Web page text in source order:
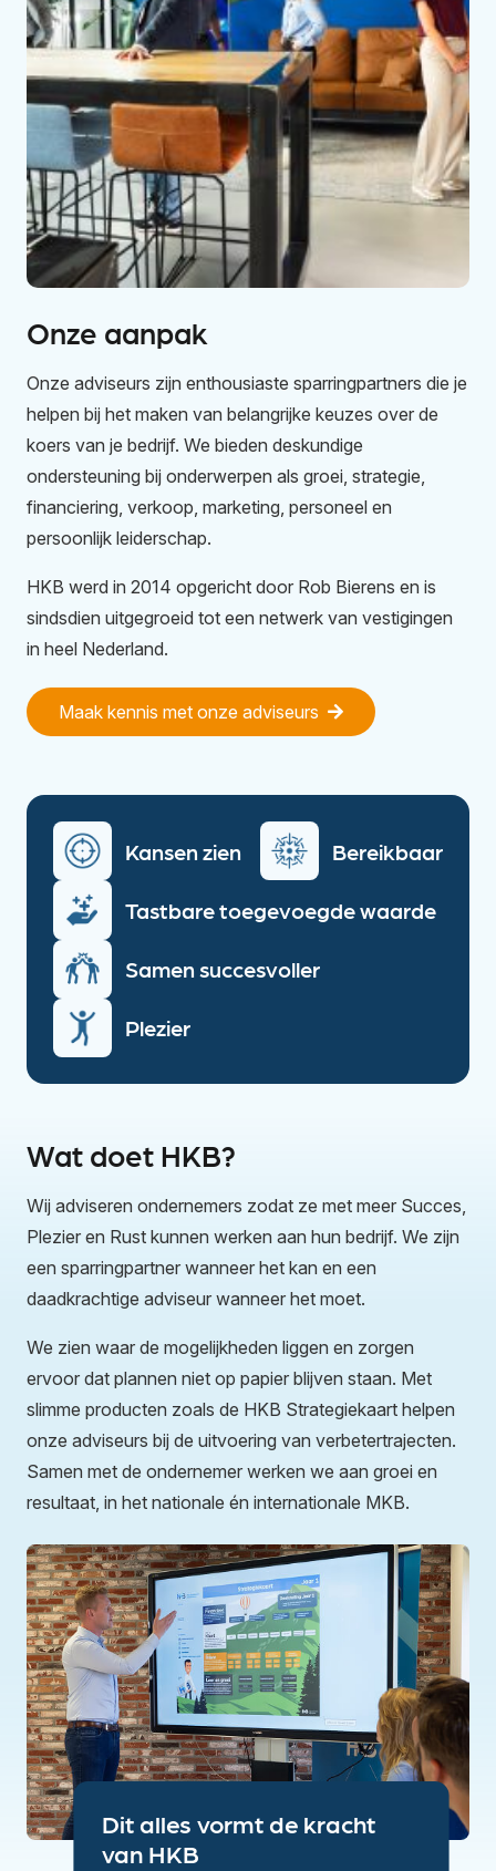
Onze aanpak
Onze adviseurs zijn enthousiaste sparringpartners die je
helpen bij het maken van belangrijke keuzes over de
koers van je bedrijf. We bieden deskundige
ondersteuning bij onderwerpen als groei, strategie,
financiering, verkoop, marketing, personeel en
persoonlijk leiderschap.
HKB werd in 2014 opgericht door Rob Bierens en is
sindsdien uitgegroeid tot een netwerk van vestigingen
in heel Nederland.
Maak kennis met onze adviseurs
Kansen zien Bereikbaar
Tastbare toegevoegde waarde
Samen succesvoller
Plezier
Wat doet HKB?
Wij adviseren ondernemers zodat ze met meer Succes,
Plezier en Rust kunnen werken aan hun bedrijf. We zijn
een sparringpartner wanneer het kan en een
daadkrachtige adviseur wanneer het moet.
We zien waar de mogelijkheden liggen en zorgen
ervoor dat plannen niet op papier blijven staan. Met
slimme producten zoals de HKB Strategiekaart helpen
onze adviseurs bij de uitvoering van verbetertrajecten.
Samen met de ondernemer werken we aan groei en
resultaat, in het nationale én internationale MKB.
Dit alles vormt de kracht
van HKB